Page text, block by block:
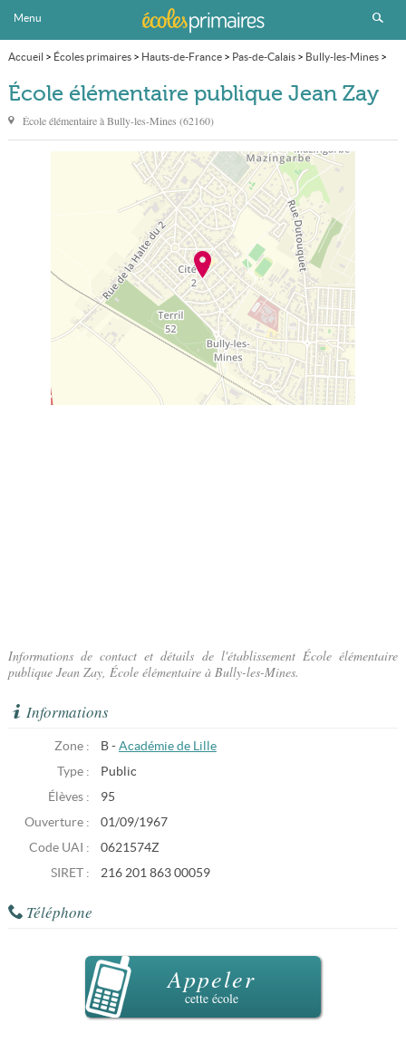
Menu
Accueil > Écoles primaires> Hauts-de-France> Pas-de-Calais> Bully-les-Mines>
École élémentaire publique Jean Zay
École élémentaire publique Jean Zay
École élémentaire àBully-les-Mines (62160)
Informations de contact et détails de l'établissement École élémentaire
publique Jean Zay, École élémentaire à Bully-les-Mines.
Informations
Zone : B - Académie de Lille
Type :
Public
Élèves :
95
Ouverture :
01/09/1967
Code UAI :
0621574Z
SIRET :
216 201 863 00059
Téléphone
Appeler
cette école